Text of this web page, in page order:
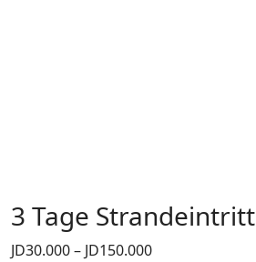
3 Tage Strandeintritt
JD30.000– JD150.000